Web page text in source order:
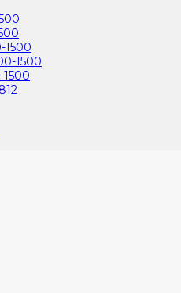
1500
1500